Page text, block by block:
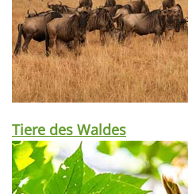
Tiere des Waldes